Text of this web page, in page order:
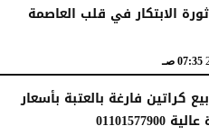
الابتكار في قلب العاصمة
07:35 صـ
كراتين فارغة بالعتبة بأسعار